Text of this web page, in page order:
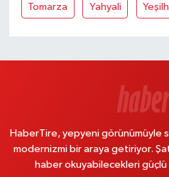
Tomarza Yahyali
HaberTire, yepyeni görünümüyle
modernizmi bir araya getiriyor.
haber okuyabilecekleri güçlü